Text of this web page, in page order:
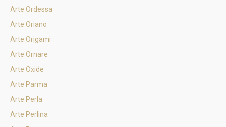
Arte Ordessa
Arte Oriano
Arte Origami
Arte Ornare
Arte Oxide
Arte Parma
Arte Perla
Arte Perlina